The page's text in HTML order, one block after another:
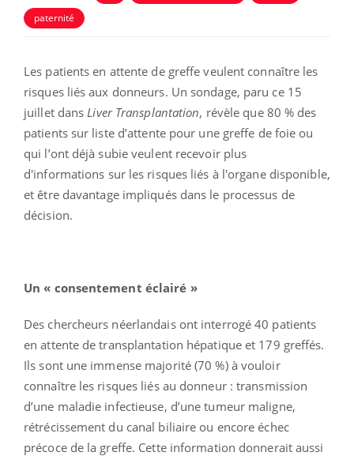
paternité
Les patients en attente de greffe veulent connaître les
risques liés aux donneurs. Un sondage, paru ce 15
juillet dans Liver Transplantation, révèle que 80 % des
patients sur liste d’attente pour une greffe de foie ou
qui l’ont déjà subie veulent recevoir plus
d'informations sur les risques liés à l'organe disponible,
et être davantage impliqués dans le processus de
décision.
Un « consentement éclairé »
Des chercheurs néerlandais ont interrogé 40 patients
en attente de transplantation hépatique et 179 greffés.
Ils sont une immense majorité (70 %) à vouloir
connaître les risques liés au donneur : transmission
d’une maladie infectieuse, d’une tumeur maligne,
rétrécissement du canal biliaire ou encore échec
précoce de la greffe. Cette information donnerait aussi